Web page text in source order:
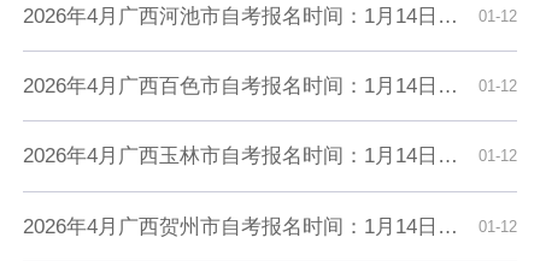
01-12
2026年4月广西河池市自考报名时间：1月14日9:00至1月28日18:00
01-12
2026年4月广西百色市自考报名时间：1月14日9:00至1月28日18:00
01-12
2026年4月广西玉林市自考报名时间：1月14日9:00至1月28日18:00
01-12
2026年4月广西贺州市自考报名时间：1月14日9:00至1月28日18:00